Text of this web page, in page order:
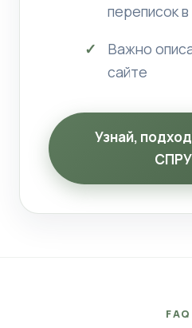
переписок
Важно
сайте
Узнай,
FAQ